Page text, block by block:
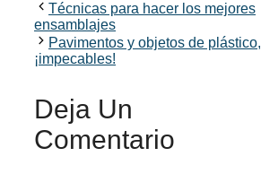
Técnicas para hacer los mejores
ensamblajes
Pavimentos y objetos de plástico,
¡impecables!
Deja Un
Comentario